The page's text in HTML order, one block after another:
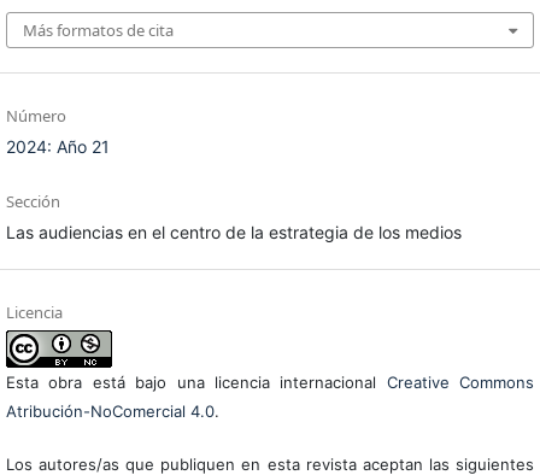
Más formatos de cita
Número
2024: Año 21
Sección
Las audiencias en el centro de la estrategia de los medios
Licencia
Esta obra está bajo una licencia internacional Creative Commons
Atribución-NoComercial 4.0.
Los autores/as que publiquen en esta revista aceptan las siguientes